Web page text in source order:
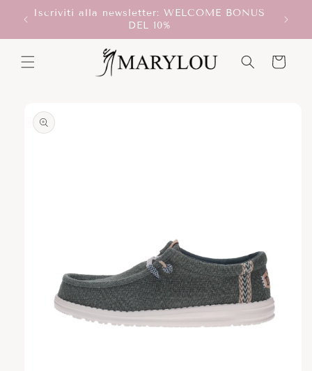
direttamente
Iscriviti alla newsletter: WELCOME BONUS
DEL 10%
Carrello
informazioni
sul prodotto